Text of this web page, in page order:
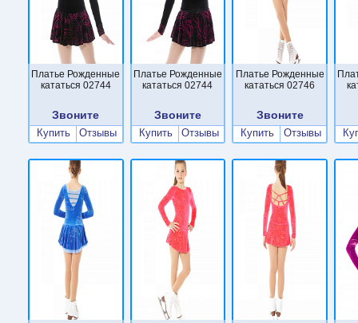
Платье Рожденные
кататься 02744
Звоните
Купить Отзывы
Платье Рожденные
кататься 02744
Звоните
Купить Отзывы
Платье Рожденные
кататься 02746
Звоните
Купить Отзывы